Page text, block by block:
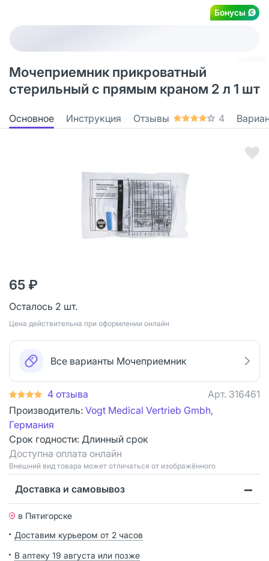
Бонусы
Мочеприемник прикроватный
стерильный с прямым краном 2 л 1 шт
Основное Инструкция Отзывы 4
65 ₽
Осталось 2 шт.
Цена действительна при оформлении онлайн
Все варианты Мочеприемник
4 отзыва Арт. 316461
Производитель: Vogt Medical Vertrieb Gmbh,
Германия
Срок годности: Длинный срок
Доступна оплата онлайн
Bнешний вид товара может отличаться от изображённого
Доставка и самовывоз
в Пятигорске
Доставим курьером от 2 часов
В аптеку 19 августа или позже